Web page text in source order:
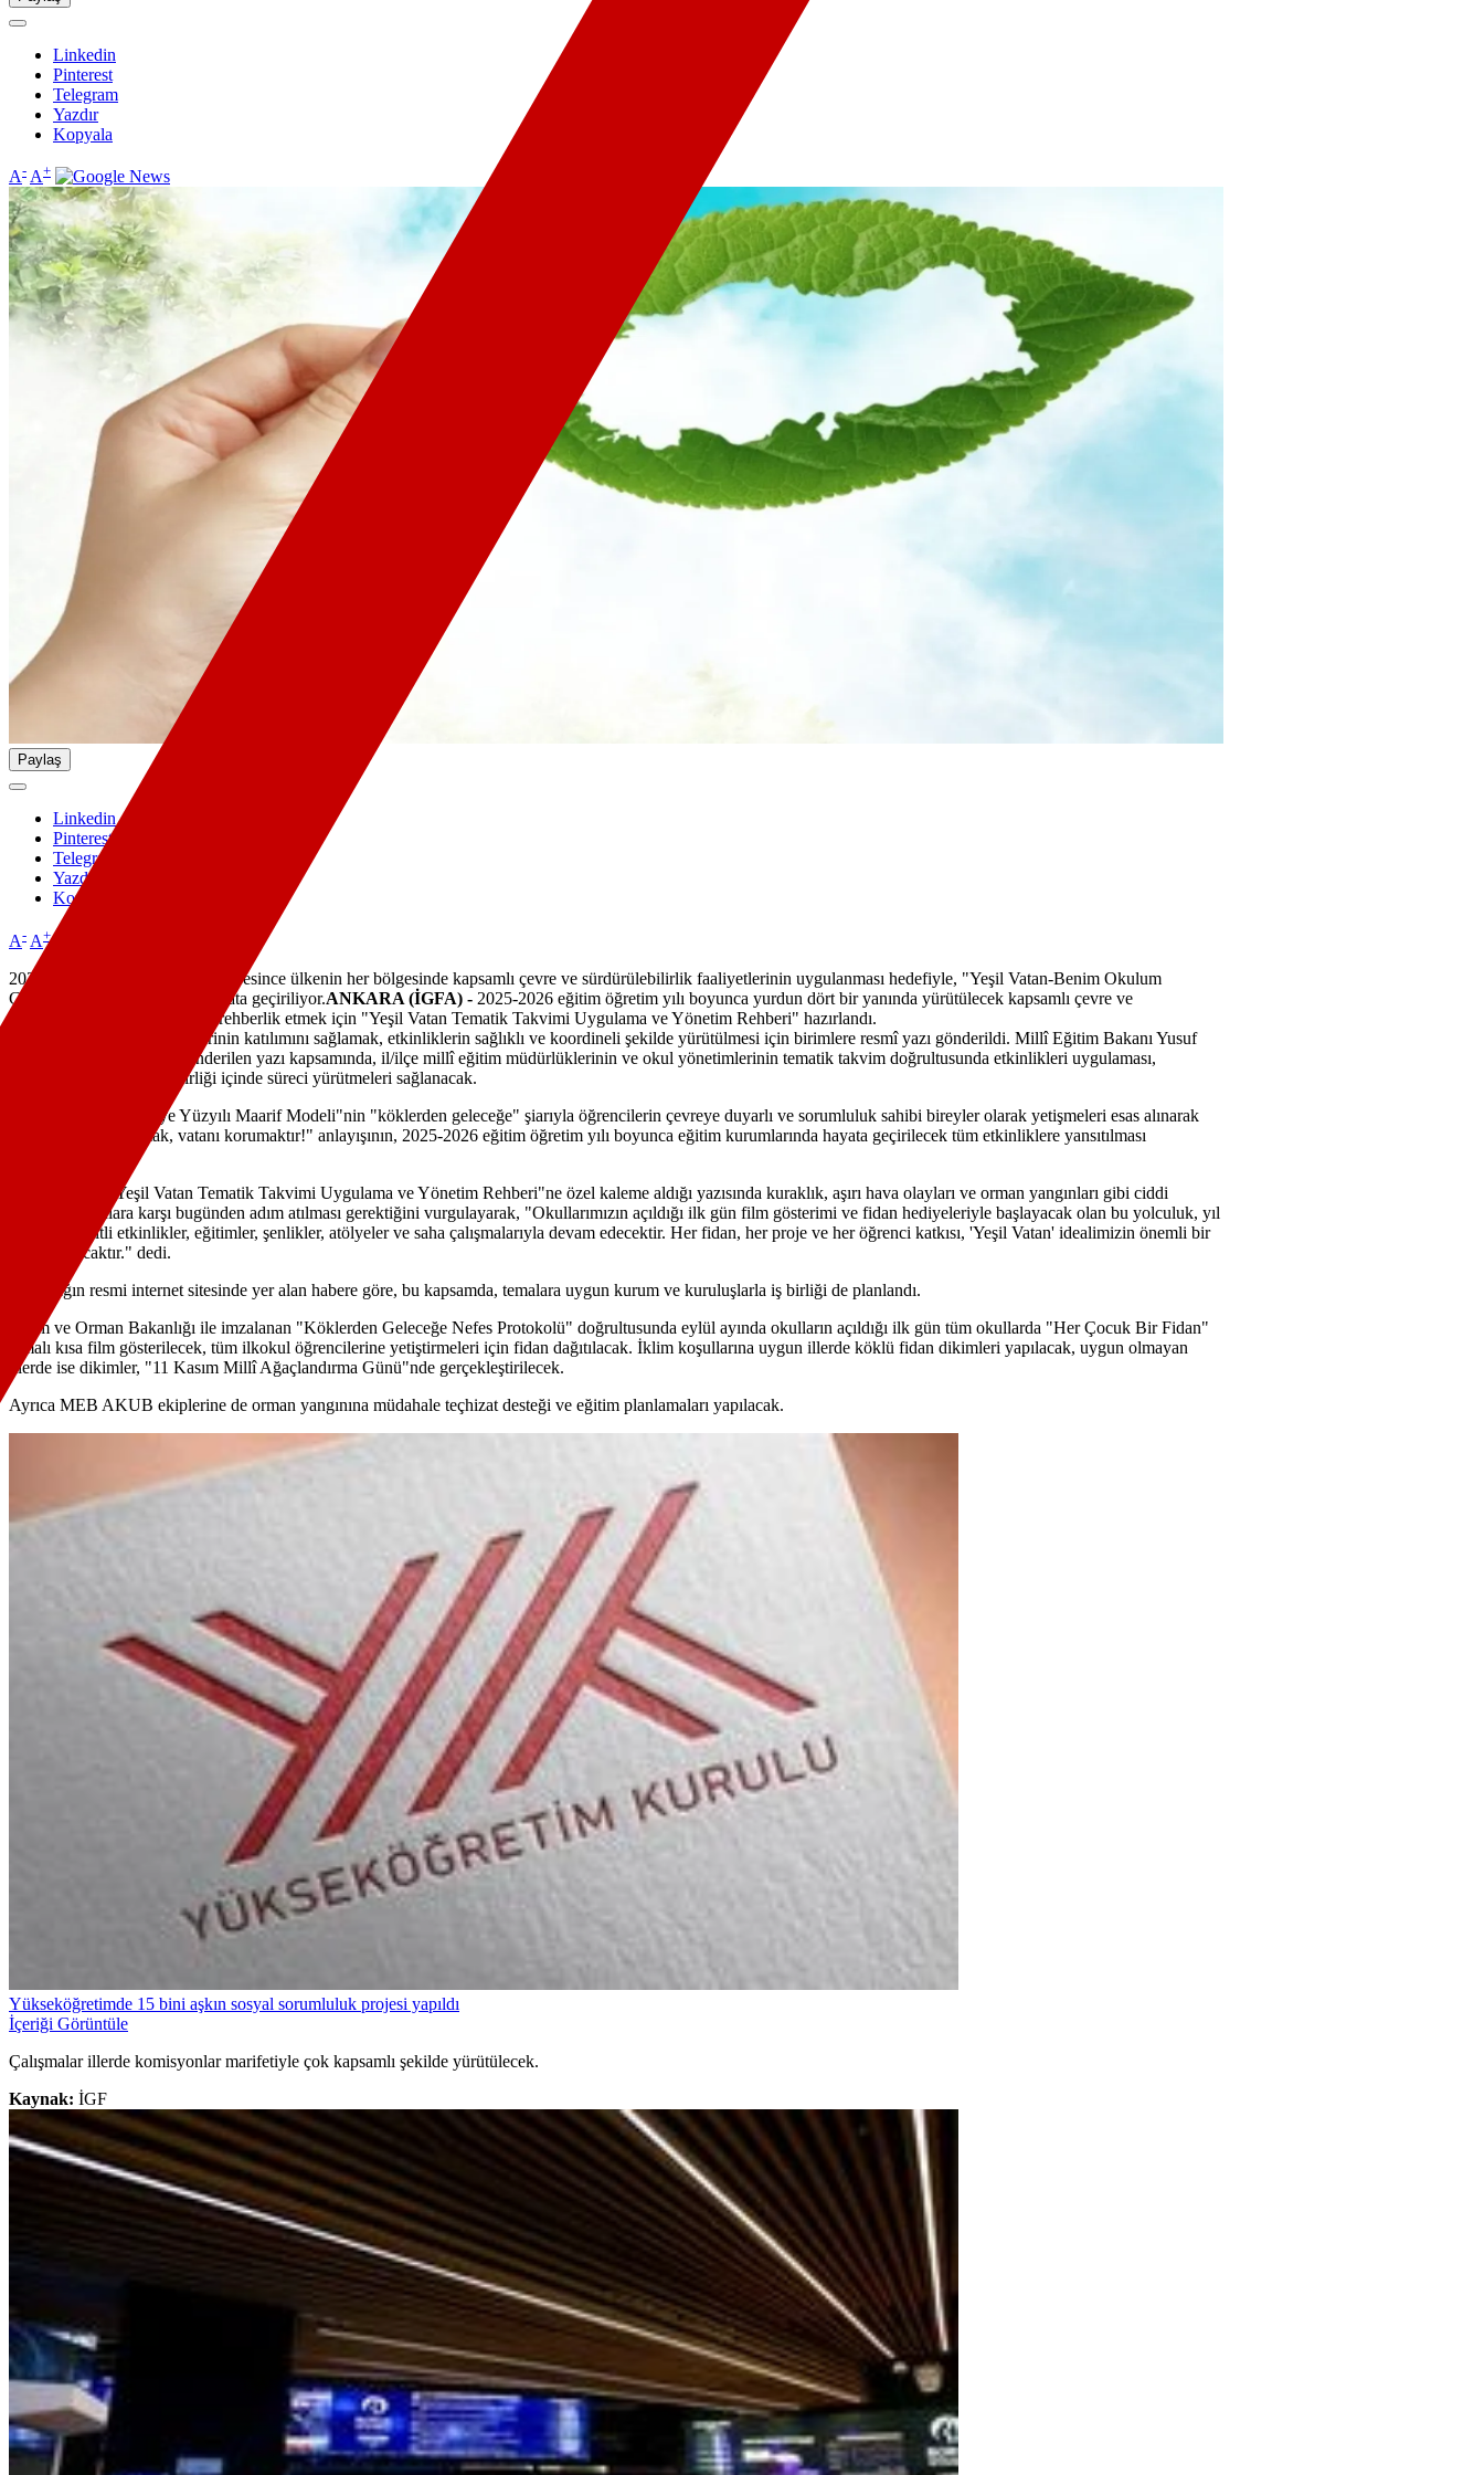
Linkedin
Pinterest
Telegram
Yazdır
Kopyala
A- A+
Paylaş
Linkedin
Pinterest
Telegram
Yazdır
Kopyala
A- A+
2025-2026 eğitim-öğretim yılı süresince ülkenin her bölgesinde kapsamlı çevre ve sürdürülebilirlik faaliyetlerinin uygulanması hedefiyle, "Yeşil Vatan-Benim Okulum
Geleceğe Çare" etkinlikleri hayata geçiriliyor.ANKARA (İGFA) - 2025-2026 eğitim öğretim yılı boyunca yurdun dört bir yanında yürütülecek kapsamlı çevre ve
sürdürülebilirlik çalışmalarına rehberlik etmek için "Yeşil Vatan Tematik Takvimi Uygulama ve Yönetim Rehberi" hazırlandı.
Sürece tüm Bakanlık birimlerinin katılımını sağlamak, etkinliklerin sağlıklı ve koordineli şekilde yürütülmesi için birimlere resmî yazı gönderildi. Millî Eğitim Bakanı Yusuf
Tekin'in imzasıyla illere gönderilen yazı kapsamında, il/ilçe millî eğitim müdürlüklerinin ve okul yönetimlerinin tematik takvim doğrultusunda etkinlikleri uygulaması,
yereldeki paydaşlarla iş birliği içinde süreci yürütmeleri sağlanacak.
Bu çerçevede, "Türkiye Yüzyılı Maarif Modeli"nin "köklerden geleceğe" şiarıyla öğrencilerin çevreye duyarlı ve sorumluluk sahibi bireyler olarak yetişmeleri esas alınarak
"Yeşil Vatan'ı korumak, vatanı korumaktır!" anlayışının, 2025-2026 eğitim öğretim yılı boyunca eğitim kurumlarında hayata geçirilecek tüm etkinliklere yansıtılması
Bakan Tekin, "Yeşil Vatan Tematik Takvimi Uygulama ve Yönetim Rehberi"ne özel kaleme aldığı yazısında kuraklık, aşırı hava olayları ve orman yangınları gibi ciddi
çevresel sorunlara karşı bugünden adım atılması gerektiğini vurgulayarak, "Okullarımızın açıldığı ilk gün film gösterimi ve fidan hediyeleriyle başlayacak olan bu yolculuk, yıl
boyunca çeşitli etkinlikler, eğitimler, şenlikler, atölyeler ve saha çalışmalarıyla devam edecektir. Her fidan, her proje ve her öğrenci katkısı, 'Yeşil Vatan' idealimizin önemli bir
parçası olacaktır." dedi.
Bakanlığın resmi internet sitesinde yer alan habere göre, bu kapsamda, temalara uygun kurum ve kuruluşlarla iş birliği de planlandı.
Tarım ve Orman Bakanlığı ile imzalanan "Köklerden Geleceğe Nefes Protokolü" doğrultusunda eylül ayında okulların açıldığı ilk gün tüm okullarda "Her Çocuk Bir Fidan"
temalı kısa film gösterilecek, tüm ilkokul öğrencilerine yetiştirmeleri için fidan dağıtılacak. İklim koşullarına uygun illerde köklü fidan dikimleri yapılacak, uygun olmayan
illerde ise dikimler, "11 Kasım Millî Ağaçlandırma Günü"nde gerçekleştirilecek.
Ayrıca MEB AKUB ekiplerine de orman yangınına müdahale teçhizat desteği ve eğitim planlamaları yapılacak.
Yükseköğretimde 15 bini aşkın sosyal sorumluluk projesi yapıldı
İçeriği Görüntüle
Çalışmalar illerde komisyonlar marifetiyle çok kapsamlı şekilde yürütülecek.
Kaynak: İGF